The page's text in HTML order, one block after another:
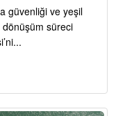
güvenliği ve yeşil
süreci